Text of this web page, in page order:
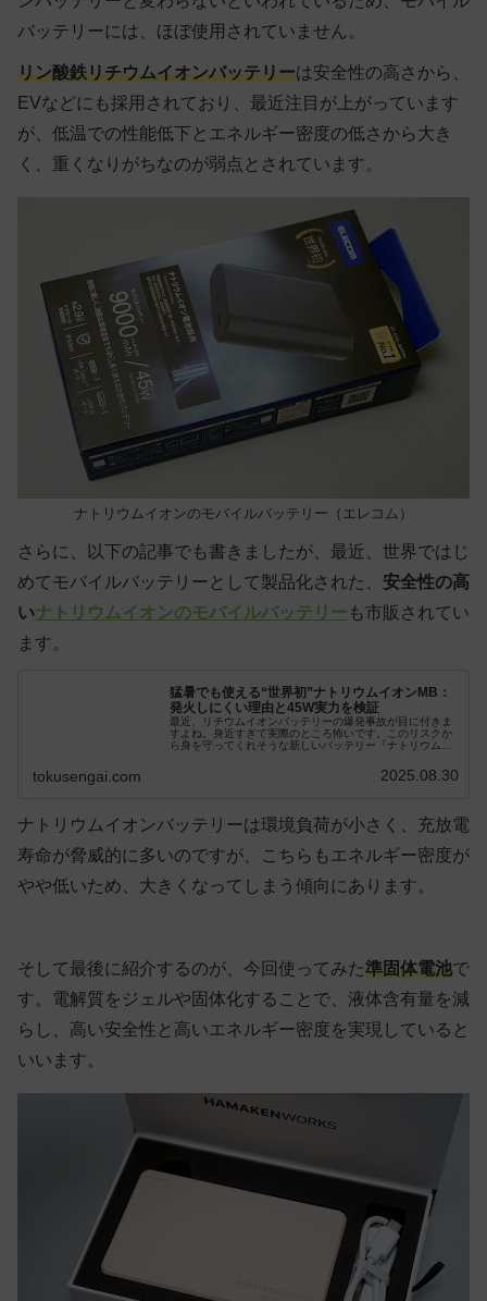
バッテリーには、ほぼ使用されていません。
リン酸鉄リチウムイオンバッテリーは安全性の高さから、
EVなどにも採用されており、最近注目が上がっています
が、低温での性能低下とエネルギー密度の低さから大き
く、重くなりがちなのが弱点とされています。
ナトリウムイオンのモバイルバッテリー（エレコム）
さらに、以下の記事でも書きましたが、最近、世界ではじ
めてモバイルバッテリーとして製品化された、 安全性の高
いナトリウムイオンのモバイルバッテリー も市販されてい
ます。
猛暑でも使える“世界初”ナトリウムイオンMB：
発火しにくい理由と45W実力を検証
最近、リチウムイオンバッテリーの爆発事故が目に付きま
すよね。身近すぎて実際のところ怖いです。このリスクか
ら身を守ってくれそうな新しいバッテリー『ナトリウムイ
tokusengai.com 2025.08.30
ナトリウムイオンバッテリーは環境負荷が小さく、充放電
寿命が脅威的に多いのですが、こちらもエネルギー密度が
やや低いため、大きくなってしまう傾向にあります。
そして最後に紹介するのが、今回使ってみた準固体電池で
す。電解質をジェルや固体化することで、液体含有量を減
らし、高い安全性と高いエネルギー密度を実現していると
いいます。